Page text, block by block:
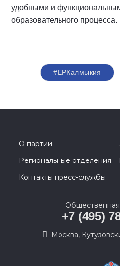
удобными и
образовательного процесса.
#ЕРКалмыкия
О партии
Региональные отделения
Контакты пресс-службы
+7 (495)
Москва,